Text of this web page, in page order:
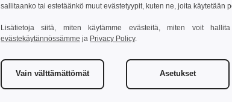
Puuvillainen urheilupyyhe (380 g/m²)
sallitaanko tai estetäänkö muut evästetyypit, kuten ne, joita käytetään
Lisätietoja siitä, miten käytämme evästeitä, miten voit
evästekäytännössämme ja Privacy Policy.
Vain välttämättömät Asetukset